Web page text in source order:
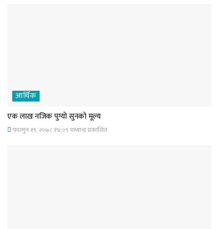
आर्थिक
एक लाख नजिक पुग्यो सुनको मूल्य
फाल्गुन १९, २०७८ १४;०९ मध्यान्ह प्रकाशित